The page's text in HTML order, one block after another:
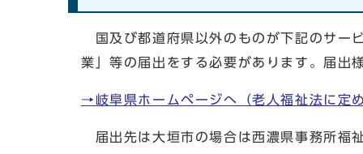
国及び都道府県以外のものが下記のサー
業」等の届出をする必要があります。届出
→岐阜県ホームページへ（老人福祉法に定
届出先は大垣市の場合は西濃県事務所福